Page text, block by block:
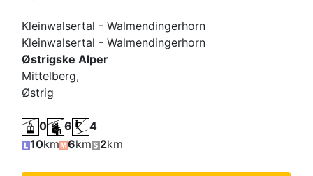
Kleinwalsertal - Walmendingerhorn
Kleinwalsertal - Walmendingerhorn
Østrigske Alper
Mittelberg,
Østrig
0 6
4
10km 6km 2km